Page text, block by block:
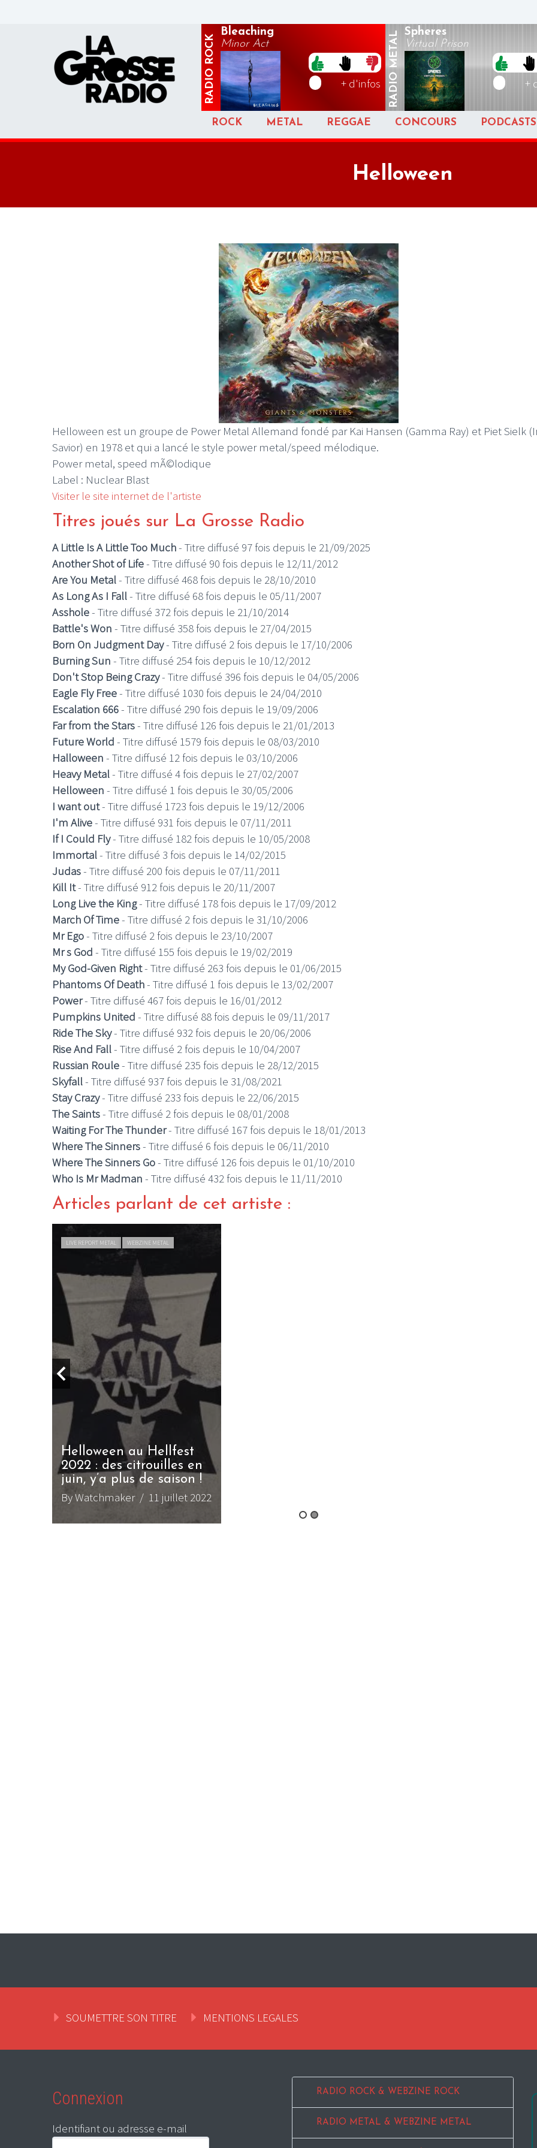
RADIO
ROCK
Bleaching
Minor Act
+ d'infos RADIO
METAL Spheres
Virtual Prison
+
ROCK METAL REGGAE CONCOURS PODCASTS
Helloween
Helloween est un groupe de Power Metal Allemand fondé par Kai Hansen (Gamma Ray) et Piet Sielk
Savior) en 1978 et qui a lancé le style power metal/speed mélodique.
Power metal, speed mÃ©lodique
Label : Nuclear Blast
Visiter le site internet de l'artiste
Titres joués sur La Grosse Radio
A Little Is A Little Too Much- Titre diffusé 97 fois depuis le 21/09/2025
Another Shot of Life- Titre diffusé 90 fois depuis le 12/11/2012
Are You Metal- Titre diffusé 468 fois depuis le 28/10/2010
As Long As I Fall- Titre diffusé 68 fois depuis le 05/11/2007
Asshole- Titre diffusé 372 fois depuis le 21/10/2014
Battle's Won - Titre diffusé 358 fois depuis le 27/04/2015
Born On Judgment Day- Titre diffusé 2 fois depuis le 17/10/2006
Burning Sun - Titre diffusé 254 fois depuis le 10/12/2012
Don't Stop Being Crazy- Titre diffusé 396 fois depuis le 04/05/2006
Eagle Fly Free- Titre diffusé 1030 fois depuis le 24/04/2010
Escalation 666- Titre diffusé 290 fois depuis le 19/09/2006
Far from the Stars- Titre diffusé 126 fois depuis le 21/01/2013
Future World - Titre diffusé 1579 fois depuis le 08/03/2010
Halloween - Titre diffusé 12 fois depuis le 03/10/2006
Heavy Metal- Titre diffusé 4 fois depuis le 27/02/2007
Helloween - Titre diffusé 1 fois depuis le 30/05/2006
I want out- Titre diffusé 1723 fois depuis le 19/12/2006
I'm Alive- Titre diffusé 931 fois depuis le 07/11/2011
If I Could Fly- Titre diffusé 182 fois depuis le 10/05/2008
Immortal- Titre diffusé 3 fois depuis le 14/02/2015
Judas- Titre diffusé 200 fois depuis le 07/11/2011
Kill It- Titre diffusé 912 fois depuis le 20/11/2007
Long Live the King- Titre diffusé 178 fois depuis le 17/09/2012
March Of Time- Titre diffusé 2 fois depuis le 31/10/2006
Mr Ego- Titre diffusé 2 fois depuis le 23/10/2007
Mr s God - Titre diffusé 155 fois depuis le 19/02/2019
My God-Given Right- Titre diffusé 263 fois depuis le 01/06/2015
Phantoms Of Death- Titre diffusé 1 fois depuis le 13/02/2007
Power- Titre diffusé 467 fois depuis le 16/01/2012
Pumpkins United - Titre diffusé 88 fois depuis le 09/11/2017
Ride The Sky- Titre diffusé 932 fois depuis le 20/06/2006
Rise And Fall- Titre diffusé 2 fois depuis le 10/04/2007
Russian Roule- Titre diffusé 235 fois depuis le 28/12/2015
Skyfall- Titre diffusé 937 fois depuis le 31/08/2021
Stay Crazy- Titre diffusé 233 fois depuis le 22/06/2015
The Saints- Titre diffusé 2 fois depuis le 08/01/2008
Waiting For The Thunder- Titre diffusé 167 fois depuis le 18/01/2013
Where The Sinners- Titre diffusé 6 fois depuis le 06/11/2010
Where The Sinners Go- Titre diffusé 126 fois depuis le 01/10/2010
Who Is Mr Madman - Titre diffusé 432 fois depuis le 11/11/2010
Articles parlant de cet artiste :
LIVE REPORT METAL WEBZINE METAL
Helloween au Hellfest
2022 : des citrouilles en
juin, y’a plus de saison !
By Watchmaker/ 11 juillet 2022
LE GROS RIFFIFI
LE GROS RIFFIFI –
Christmas Riffifi 2025 !!!
SOUMETTRE SON TITRE MENTIONS LEGALES
Connexion
Identifiant ou adresse e-mail
RADIO ROCK & WEBZINE ROCK
RADIO METAL & WEBZINE METAL